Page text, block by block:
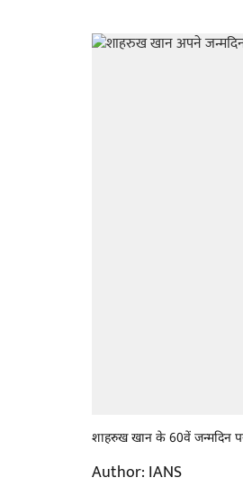
शाहरुख खान के 60वें जन्मदिन
Author: IANS